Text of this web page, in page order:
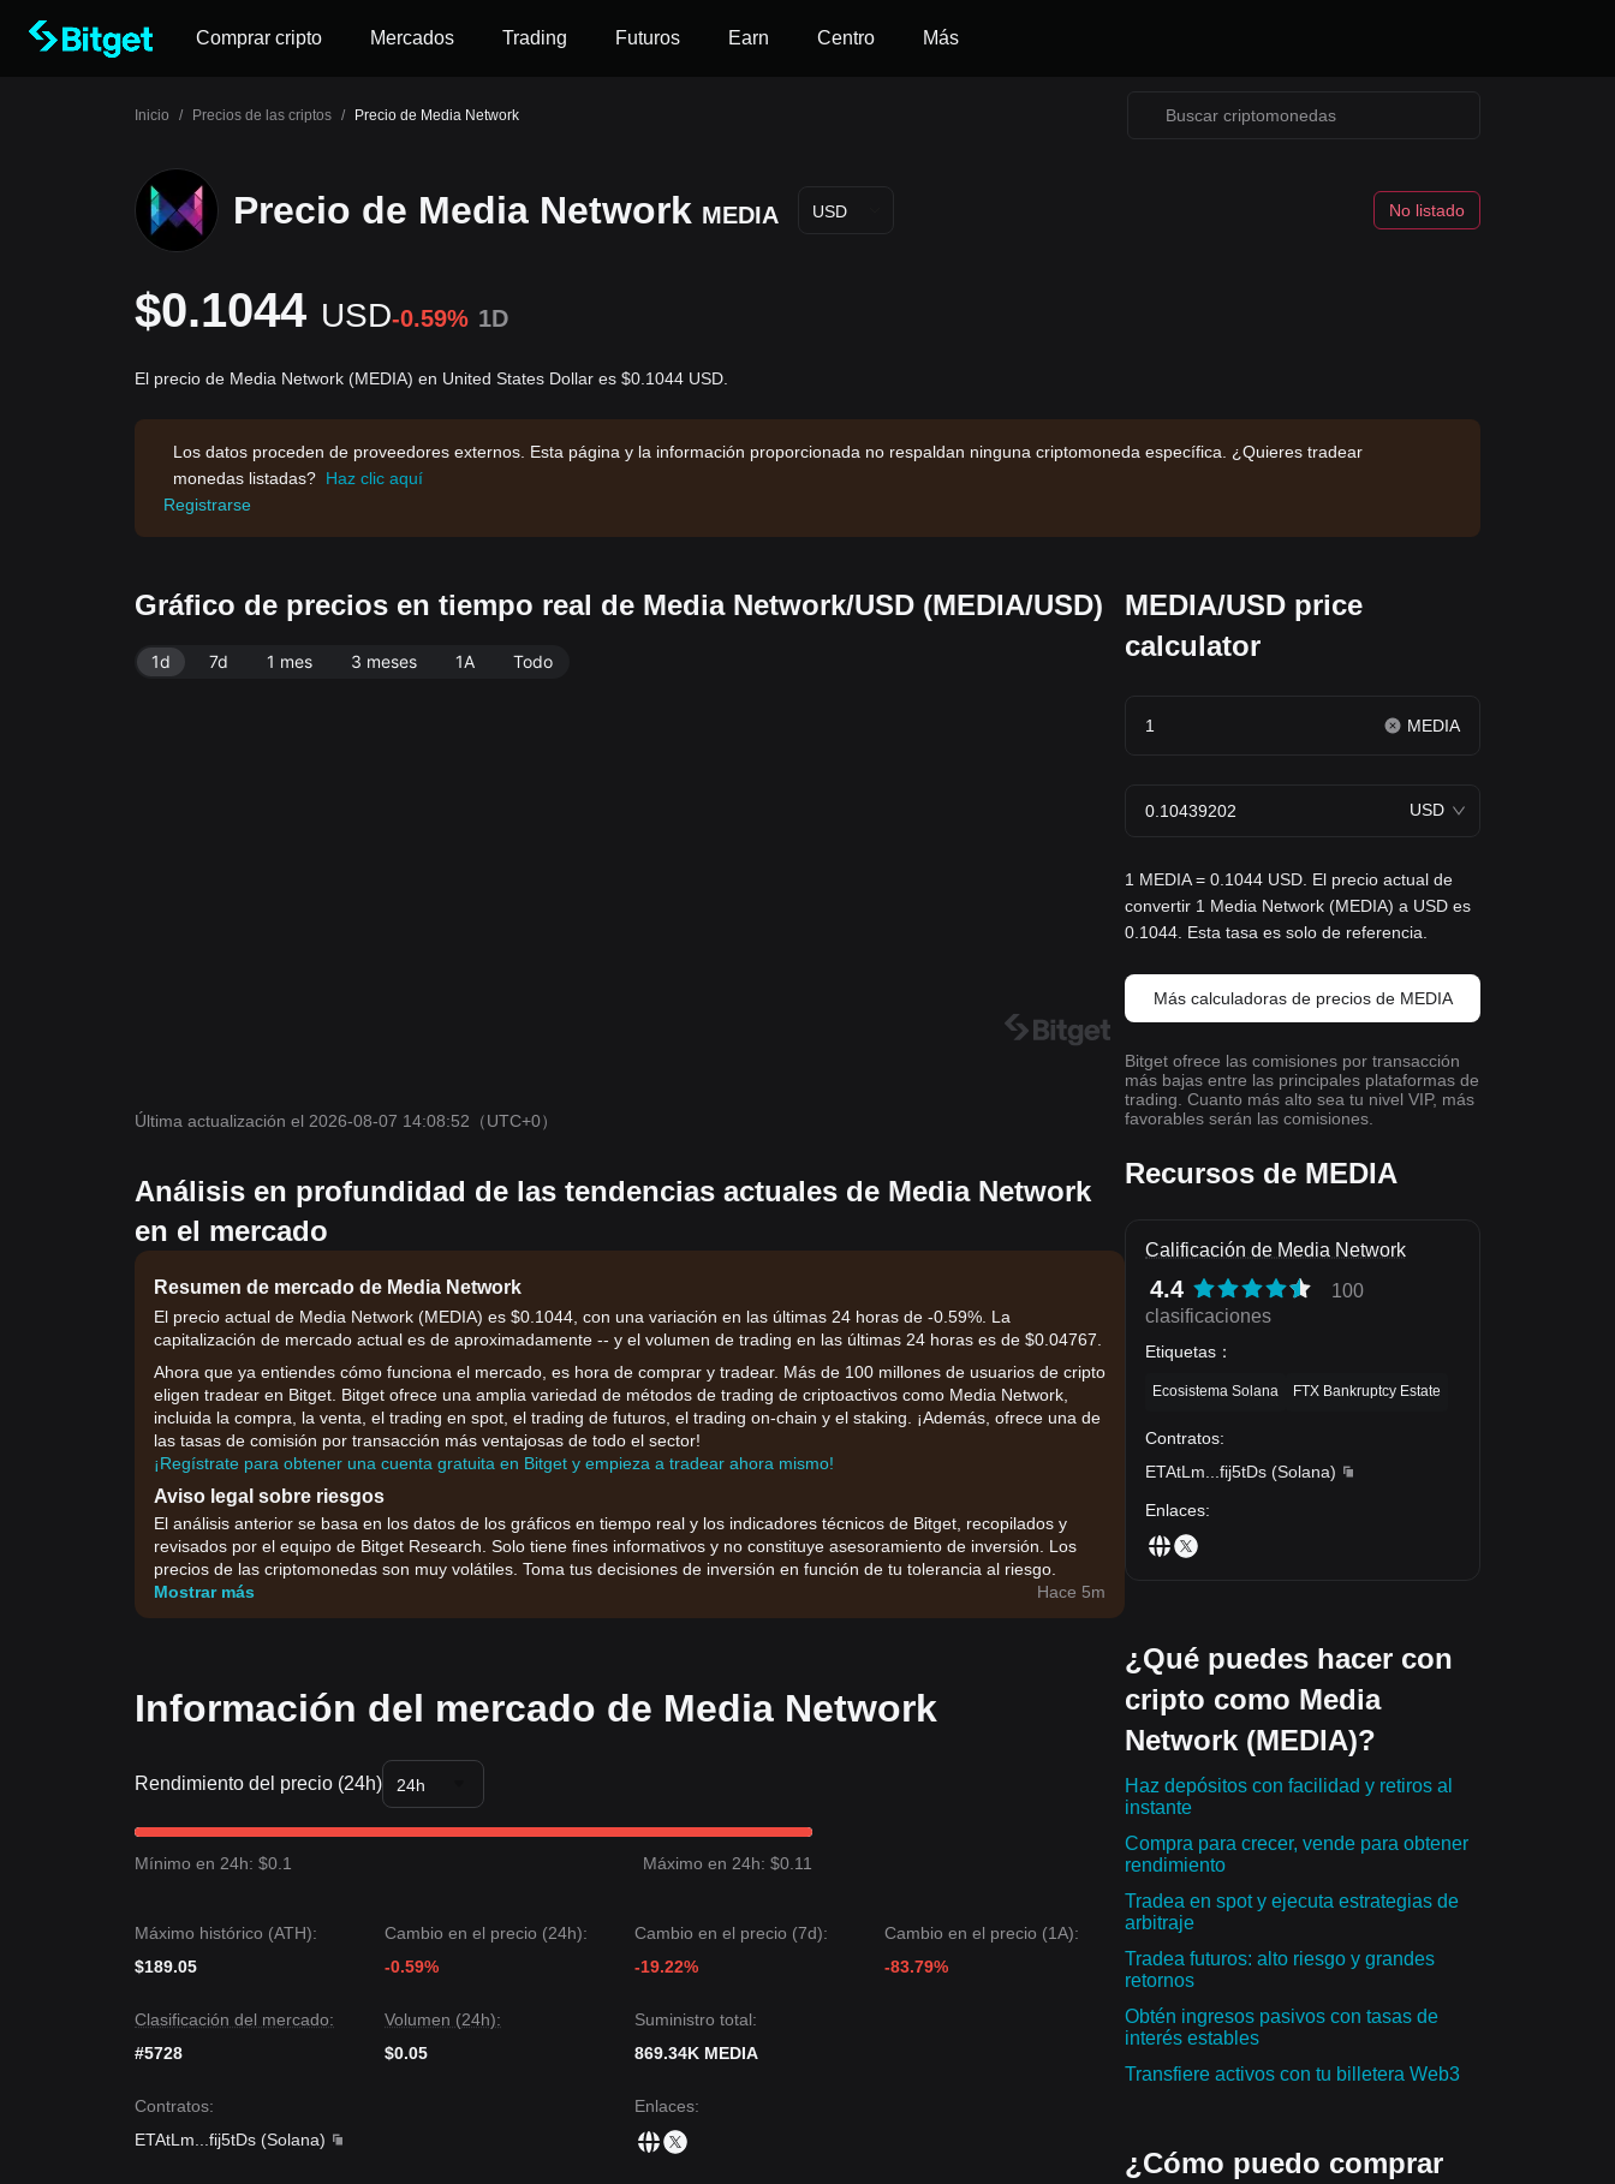
Comprar cripto Mercados Trading Futuros Earn Centro Más
Inicio / Precios de las criptos / Precio de Media Network
Precio de Media Network MEDIA USD No listado
$0.1044 USD-0.59% 1D
El precio de Media Network (MEDIA) en United States Dollar es $0.1044 USD.
Los datos proceden de proveedores externos. Esta página y la información proporcionada no respaldan ninguna criptomoneda específica. ¿Quieres tradear
monedas listadas? Haz clic aquí
Registrarse
Gráfico de precios en tiempo real de Media Network/USD (MEDIA/USD)
1d 7d 1 mes 3 meses 1A Todo
Última actualización el 2026-08-07 14:08:52 （UTC+0）
Análisis en profundidad de las tendencias actuales de Media Network
en el mercado
Resumen de mercado de Media Network
El precio actual de Media Network (MEDIA) es $0.1044, con una variación en las últimas 24 horas de -0.59%. La
capitalización de mercado actual es de aproximadamente -- y el volumen de trading en las últimas 24 horas es de $0.04767.
Ahora que ya entiendes cómo funciona el mercado, es hora de comprar y tradear. Más de 100 millones de usuarios de cripto
eligen tradear en Bitget. Bitget ofrece una amplia variedad de métodos de trading de criptoactivos como Media Network,
incluida la compra, la venta, el trading en spot, el trading de futuros, el trading on-chain y el staking. ¡Además, ofrece una de
las tasas de comisión por transacción más ventajosas de todo el sector!
¡Regístrate para obtener una cuenta gratuita en Bitget y empieza a tradear ahora mismo!
Aviso legal sobre riesgos
El análisis anterior se basa en los datos de los gráficos en tiempo real y los indicadores técnicos de Bitget, recopilados y
revisados por el equipo de Bitget Research. Solo tiene fines informativos y no constituye asesoramiento de inversión. Los
precios de las criptomonedas son muy volátiles. Toma tus decisiones de inversión en función de tu tolerancia al riesgo.
Mostrar más
Hace 5m
Información del mercado de Media Network
Rendimiento del precio (24h) 24h
Mínimo en 24h: $0.1 Máximo en 24h: $0.11
Máximo histórico (ATH):
$189.05
Cambio en el precio (24h):
-0.59%
Cambio en el precio (7d):
-19.22%
Cambio en el precio (1A):
-83.79%
Clasificación del mercado:
#5728
Volumen (24h):
$0.05
Suministro total:
869.34K MEDIA
Contratos:
ETAtLm
fij5tDs (Solana)
Enlaces:
MEDIA/USD price
calculator
MEDIA
USD
1 MEDIA = 0.1044 USD. El precio actual de
convertir 1 Media Network (MEDIA) a USD es
0.1044. Esta tasa es solo de referencia.
Más calculadoras de precios de MEDIA
Bitget ofrece las comisiones por transacción
más bajas entre las principales plataformas de
trading. Cuanto más alto sea tu nivel VIP, más
favorables serán las comisiones.
Recursos de MEDIA
Calificación de Media Network
4.4
100
clasificaciones
Etiquetas ：
Ecosistema Solana FTX Bankruptcy Estate
Contratos:
ETAtLm
fij5tDs (Solana)
Enlaces:
¿Qué puedes hacer con
cripto como Media
Network (MEDIA)?
Haz depósitos con facilidad y retiros al
instante
Compra para crecer, vende para obtener
rendimiento
Tradea en spot y ejecuta estrategias de
arbitraje
Tradea futuros: alto riesgo y grandes
retornos
Obtén ingresos pasivos con tasas de
interés estables
Transfiere activos con tu billetera Web3
¿Cómo puedo comprar